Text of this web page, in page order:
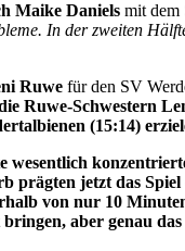
Maike Daniels mit dem
In der zweiten
Ruwe für den SV
Ruwe-Schwestern
(15:14)
wesentlich
jetzt das
von nur 10
aber genau